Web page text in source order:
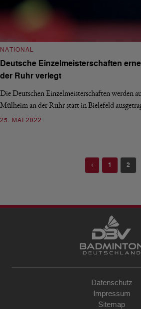
NATIONAL
Deutsche Einzelmeisterschaften
der Ruhr verlegt
Die Deutschen Einzelmeisterschaften werden
Mülheim an der Ruhr statt in Bielefeld
25. MAI 2022
Previous
1 2
Datenschutz
Impressum
Sitemap